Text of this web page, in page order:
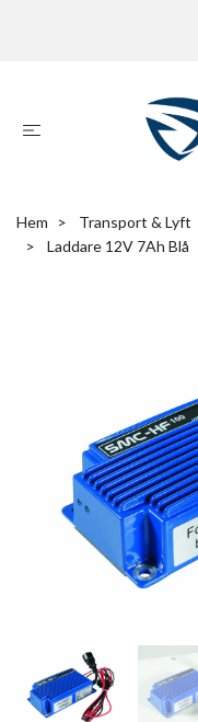
Hem Transport & Lyft
Laddare 12V 7Ah Blå